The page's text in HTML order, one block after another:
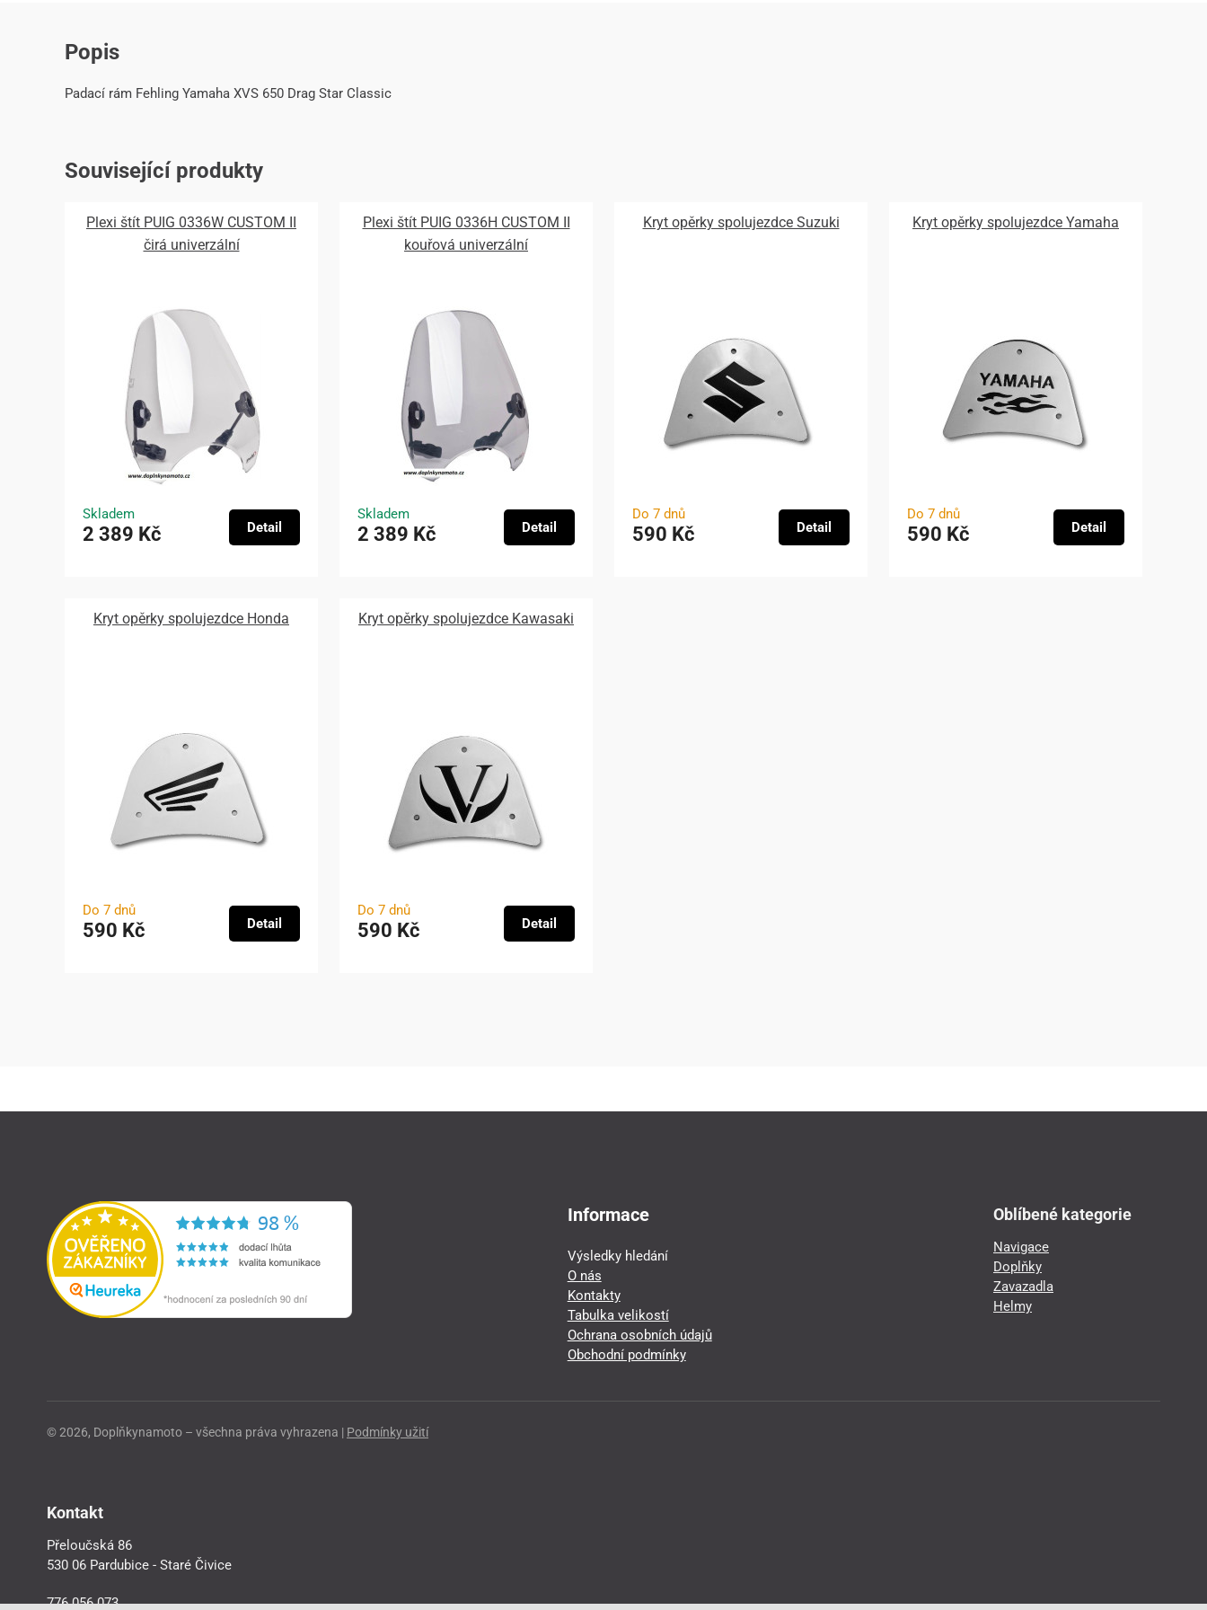
Popis
Padací rám Fehling Yamaha XVS 650 Drag Star Classic
Související produkty
Plexi štít PUIG 0336W CUSTOM II
čirá univerzální
Skladem
2 389 Kč Detail
Plexi štít PUIG 0336H CUSTOM II
kouřová univerzální
Skladem
2 389 Kč Detail
Kryt opěrky spolujezdce Suzuki
Do 7 dnů
590 Kč Detail
Kryt opěrky spolujezdce Yamaha
Do 7 dnů
590 Kč Detail
Kryt opěrky spolujezdce Honda
Do 7 dnů
590 Kč Detail
Kryt opěrky spolujezdce Kawasaki
Do 7 dnů
590 Kč Detail
Informace
Výsledky hledání
O nás
Kontakty
Tabulka velikostí
Ochrana osobních údajů
Obchodní podmínky
Oblíbené kategorie
Navigace
Doplňky
Zavazadla
Helmy
© 2026, Doplňkynamoto – všechna práva vyhrazena | Podmínky užití
Kontakt
Přeloučská 86
530 06 Pardubice - Staré Čivice
776 056 073